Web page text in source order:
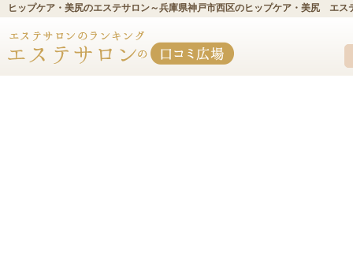
ヒップケア・美尻のエステサロン～兵庫県神戸市西区のヒップケア・美尻 エス